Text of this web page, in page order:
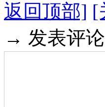
返回顶部] [
→ 发表评